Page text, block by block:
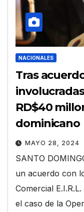
NACIONALES
Tras
RD$40
dominicano
MAYO 28, 2024
SANTO
un acuerdo con
Comercial
el caso de la